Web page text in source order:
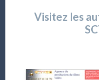
Visitez les